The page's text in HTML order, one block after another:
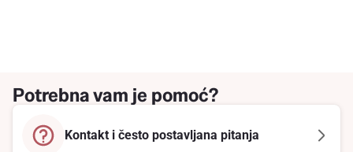
Potrebna vam je pomoć?
Kontakt i često postavljana pitanja